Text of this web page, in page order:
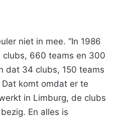
niet in mee. “In 1986
clubs, 660 teams en 300
dat 34 clubs, 150 teams
komt omdat er te
in Limburg, de clubs
En alles is